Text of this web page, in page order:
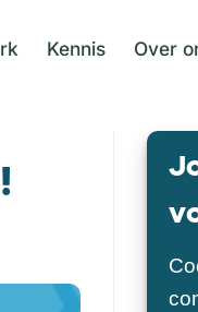
Kennis Over